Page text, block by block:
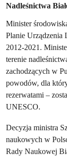
Nadleśnictwa
Minister
Planie Urządzenia
2012-2021.
terenie
zachodzących w
powodów, dla
rezerwatami –
UNESCO.
Decyzja ministra
naukowych w
Rady Naukowej